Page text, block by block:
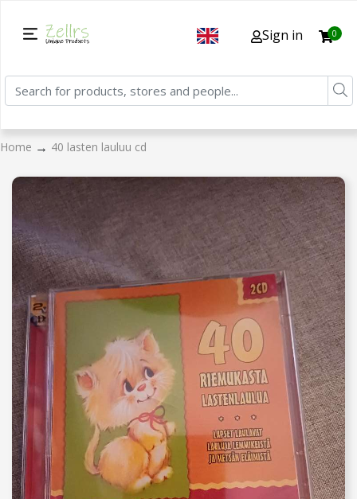
Sign in 0
Home → 40 lasten lauluu cd